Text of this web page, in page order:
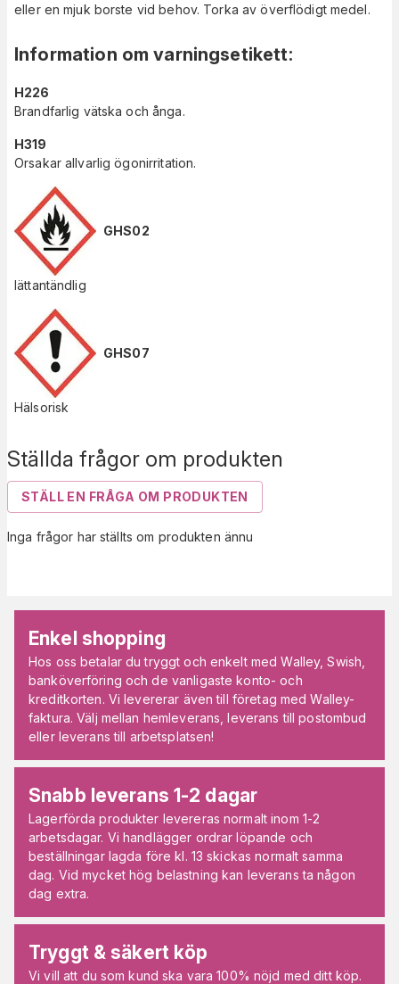
Ställda frågor om produkten
STÄLL EN FRÅGA OM PRODUKTEN
Inga frågor har ställts om produkten ännu
eller en mjuk borste vid behov. Torka av överflödigt medel.
Information om varningsetikett:
H226
Brandfarlig vätska och ånga.
H319
Orsakar allvarlig ögonirritation.
GHS02
lättantändlig
GHS07
Hälsorisk
Enkel shopping
Hos oss betalar du tryggt och enkelt med Walley, Swish,
banköverföring och de vanligaste konto- och
kreditkorten. Vi levererar även till företag med Walley-
faktura. Välj mellan hemleverans, leverans till postombud
eller leverans till arbetsplatsen!
Snabb leverans 1-2 dagar
Lagerförda produkter levereras normalt inom 1-2
arbetsdagar. Vi handlägger ordrar löpande och
beställningar lagda före kl. 13 skickas normalt samma
dag. Vid mycket hög belastning kan leverans ta någon
dag extra.
Tryggt & säkert köp
Vi vill att du som kund ska vara 100% nöjd med ditt köp.